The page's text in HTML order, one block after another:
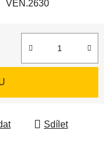
VEN.2630
Sdílet